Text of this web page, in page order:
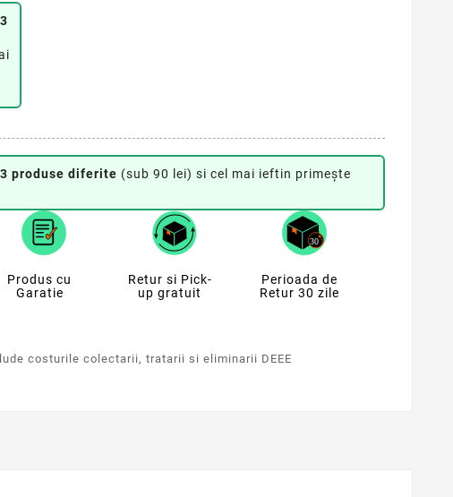
3
3 produse diferite (sub 90 lei) si cel mai ieftin primește
Produs cu
Garatie
Retur si Pick-
up gratuit
Perioada de
Retur 30 zile
costurile colectarii, tratarii si eliminarii DEEE